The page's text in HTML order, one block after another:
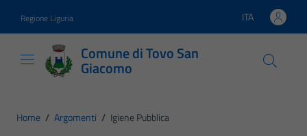
Regione Liguria Lingua attiva:
ITA
Comune di Tovo San
Giacomo
Home / Argomenti / Igiene Pubblica